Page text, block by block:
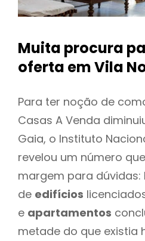
Muita procura
oferta em Vila
Para ter noção de
Casas A Venda
Gaia, o Instituto
revelou um número
margem para dúvidas:
de edifícios
e apartamentos
metade do que existia